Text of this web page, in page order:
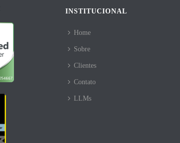
INSTITUCIONAL
Home
Sobre
Clientes
Contato
LLMs